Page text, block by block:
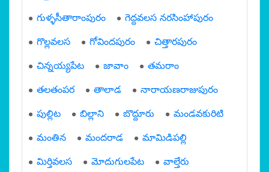
గుళ్ళసీతారాంపురం
గెద్దవలస నరసింహాపురం
గొల్లవలస
గోవిందపురం
చిత్తారపురం
చిన్నయ్యపేట
జావాం
తమరాం
తలతంపర
తాలాడ
నారాయణరాజుపురం
పుల్లిట
బిల్లాని బొద్దూరు
మండవకురిటి
మంతిన
మందరాడ
మామిడిపల్లి
మిర్తివలస
మోదుగులపేట
వాల్తేరు